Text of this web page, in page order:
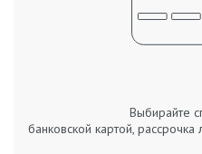
Выбирайте
банковской картой,